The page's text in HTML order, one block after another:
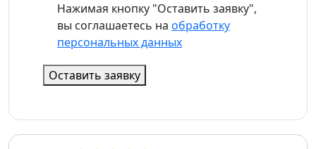
Нажимая кнопку "Оставить заявку",
вы соглашаетесь на обработку
персональных данных
Оставить заявку